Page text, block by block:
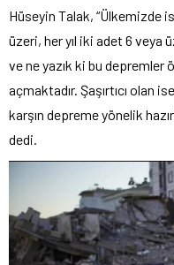
Hüseyin Talak, “Ülkemizde
üzeri, her yıl iki adet 6 veya
ve ne yazık ki bu depremler
açmaktadır. Şaşırtıcı olan
karşın depreme yönelik
dedi.